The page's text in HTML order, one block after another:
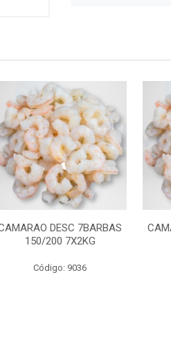
DESC 7BARBAS
150/200 7X2KG
Código: 9036